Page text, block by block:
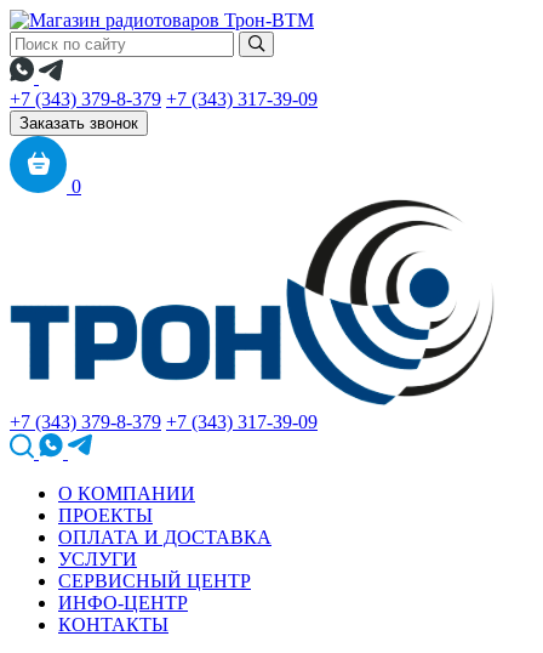
+7 (343) 379-8-379 +7 (343) 317-39-09
Заказать звонок
0
+7 (343) 379-8-379 +7 (343) 317-39-09
О КОМПАНИИ
ПРОЕКТЫ
ОПЛАТА И ДОСТАВКА
УСЛУГИ
СЕРВИСНЫЙ ЦЕНТР
ИНФО-ЦЕНТР
КОНТАКТЫ